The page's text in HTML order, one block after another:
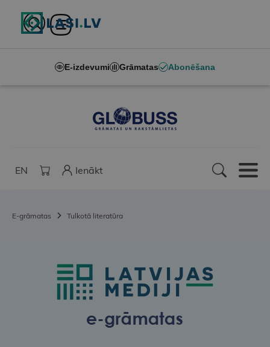
E-izdevumi Grāmatas Abonēšana
EN Ienākt
E-grāmatas Tulkotā literatūra